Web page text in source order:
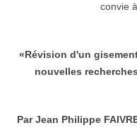
convie
«Révision d'un
nouvelles
Par Jean Philippe